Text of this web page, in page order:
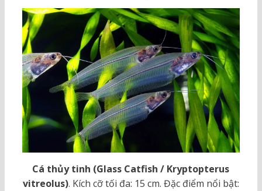
Cá thủy tinh (Glass Catfish / Kryptopterus
vitreolus). Kích cỡ tối đa: 15 cm. Đặc điểm nổi bật: